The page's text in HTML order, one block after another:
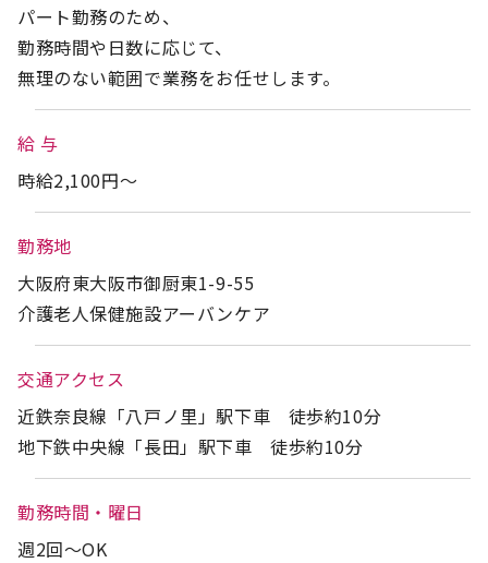
パート勤務のため、
勤務時間や日数に応じて、
無理のない範囲で業務をお任せします。
給 与
時給2,100円～
勤務地
大阪府東大阪市御厨東1-9-55
介護老人保健施設アーバンケア
交通アクセス
近鉄奈良線「八戸ノ里」駅下車 徒歩約10分
地下鉄中央線「長田」駅下車 徒歩約10分
勤務時間・曜日
週2回～OK